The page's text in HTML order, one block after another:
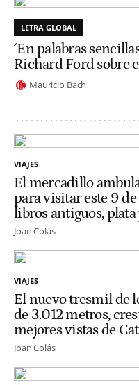
LETRA GLOBAL
´En palabras
Richard Ford sobre
Mauricio Bach
VIAJES
El mercadillo
para visitar este 9 de
libros antiguos,
Joan Colás
VIAJES
El nuevo tresmil de
de 3.012 metros,
mejores vistas de
Joan Colás